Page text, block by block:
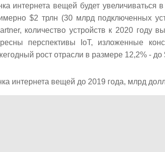
интернета вещей будет увеличиваться
$2 трлн (30 млрд подключенных
количество устройств к 2020 году
перспективы IoT, изложенные
рост отрасли в размере 12,2% - до
интернета вещей до 2019 года, млрд